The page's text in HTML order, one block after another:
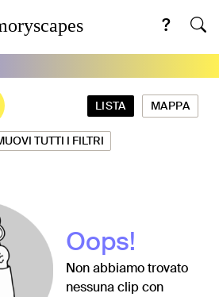
LISTA MAPPA
TUTTI I FILTRI
Oops!
Non abbiamo trovato
nessuna clip con